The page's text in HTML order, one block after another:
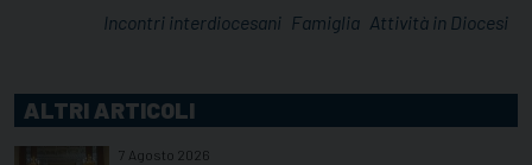
Attività in Diocesi
Famiglia
Incontri interdiocesani
ALTRI ARTICOLI
7 Agosto 2026